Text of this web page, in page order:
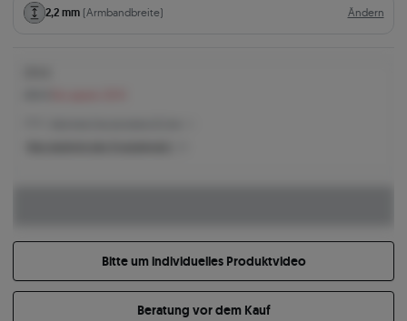
2,2 mm (Armbandbreite) Ändern
Bitte um individuelles Produktvideo
Beratung vor dem Kauf